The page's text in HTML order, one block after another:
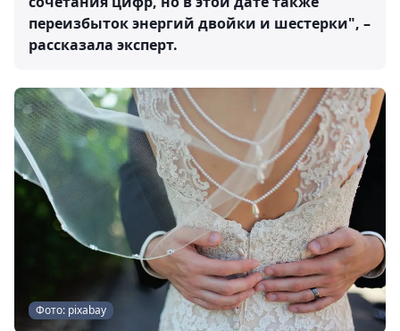
переизбыток энергий двойки и шестерки", –
рассказала эксперт.
Фото: pixabay